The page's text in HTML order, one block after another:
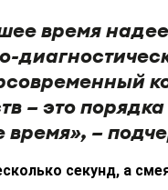
время
– это
–
секунд, а